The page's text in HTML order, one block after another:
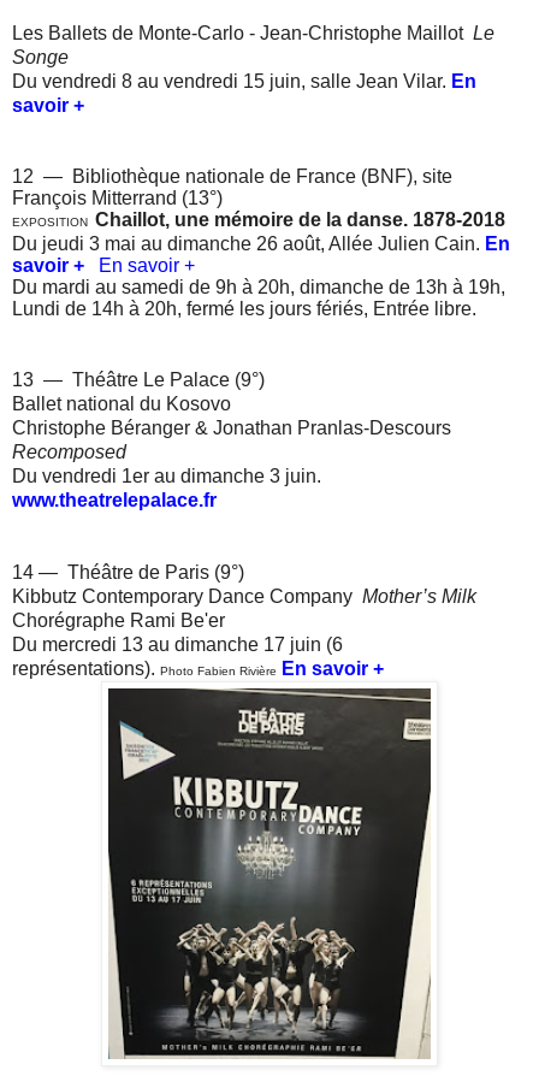
Les Ballets de Monte-Carlo - Jean-Christophe Maillot Le
Songe
Du vendredi 8 au vendredi 15 juin, salle Jean Vilar. En
savoir +
12 — Bibliothèque nationale de France (BNF), site
François Mitterrand (13°)
EXPOSITION Chaillot, une mémoire de la danse. 1878-2018
Du jeudi 3 mai au dimanche 26 août, Allée Julien Cain. En
savoir +
En savoir +
Du mardi au samedi de 9h à 20h, dimanche de 13h à 19h,
Lundi de 14h à 20h, fermé les jours fériés, Entrée libre.
13 — Théâtre Le Palace (9°)
Ballet national du Kosovo
Christophe Béranger & Jonathan Pranlas-Descours
Recomposed
Du vendredi 1er au dimanche 3 juin.
www.theatrelepalace.fr
14 — Théâtre de Paris (9°)
Kibbutz Contemporary Dance Company Mother’s Milk
Chorégraphe Rami Be'er
Du mercredi 13 au dimanche 17 juin (6
représentations). Photo Fabien Rivière En savoir +